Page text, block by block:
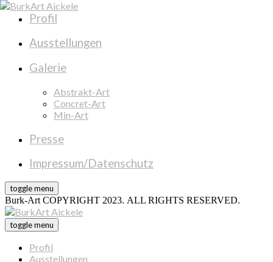
Profil
Ausstellungen
Galerie
Abstrakt-Art
Concret-Art
Min-Art
Presse
Impressum/Datenschutz
toggle menu
Burk-Art COPYRIGHT 2023. ALL RIGHTS RESERVED.
toggle menu
Profil
Ausstellungen